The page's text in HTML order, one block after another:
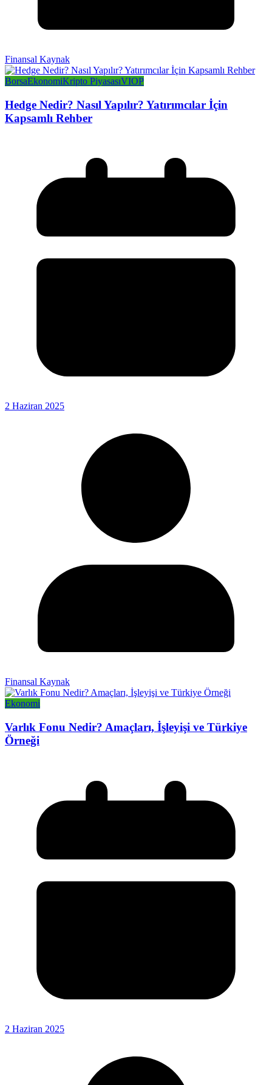
Finansal Kaynak
BorsaEkonomiKripto PiyasasıVIOP
Hedge Nedir? Nasıl Yapılır? Yatırımcılar İçin
Kapsamlı Rehber
2 Haziran 2025
Finansal Kaynak
Ekonomi
Varlık Fonu Nedir? Amaçları, İşleyişi ve Türkiye
Örneği
2 Haziran 2025